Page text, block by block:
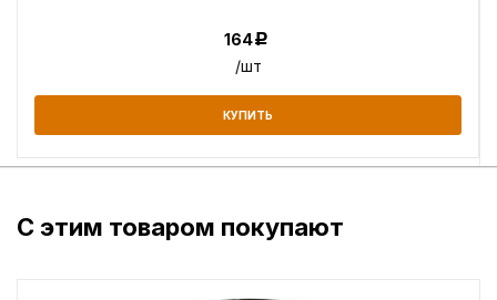
164Р
/шт
КУПИТЬ
С этим товаром покупают